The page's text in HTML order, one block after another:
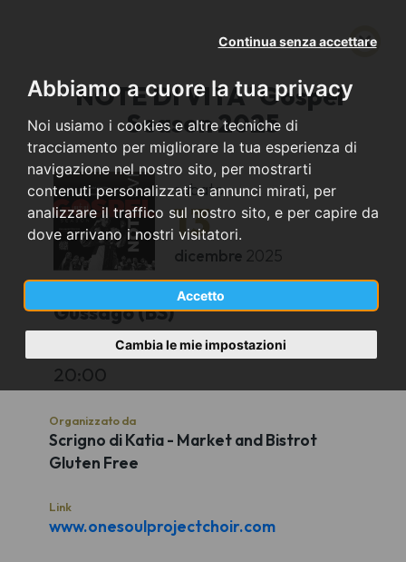
Abbiamo a cuore la tua privacy
Noi usiamo i cookies e altre tecniche di
tracciamento per migliorare la tua esperienza di
navigazione nel nostro sito, per mostrarti
contenuti personalizzati e annunci mirati, per
analizzare il traffico sul nostro sito, e per capire da
dove arrivano i nostri visitatori.
Accetto
Continua senza accettare
Cambia le mie impostazioni
"NOTE DI VITA" Gospel
Season 2025
sabato
13
dicembre 2025
Gussago (BS)
Scrigno di Katia
20:00
Organizzato da
Scrigno di Katia - Market and Bistrot
Gluten Free
Link
www.onesoulprojectchoir.com